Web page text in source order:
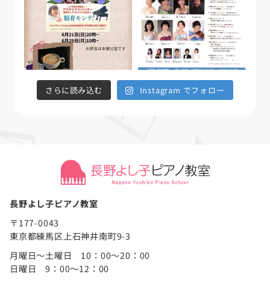
さらに読み込む Instagram でフォロー
長野よし子ピアノ教室
〒177-0043
東京都練馬区上石神井南町9-3
月曜日～土曜日 10：00～20：00
日曜日 9：00～12：00